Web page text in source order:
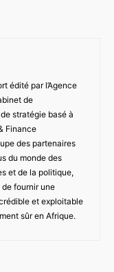
édité par l’Agence
de
stratégie basé à
Finance
des partenaires
du monde des
et de la politique,
fournir une
et exploitable
sûr en Afrique.